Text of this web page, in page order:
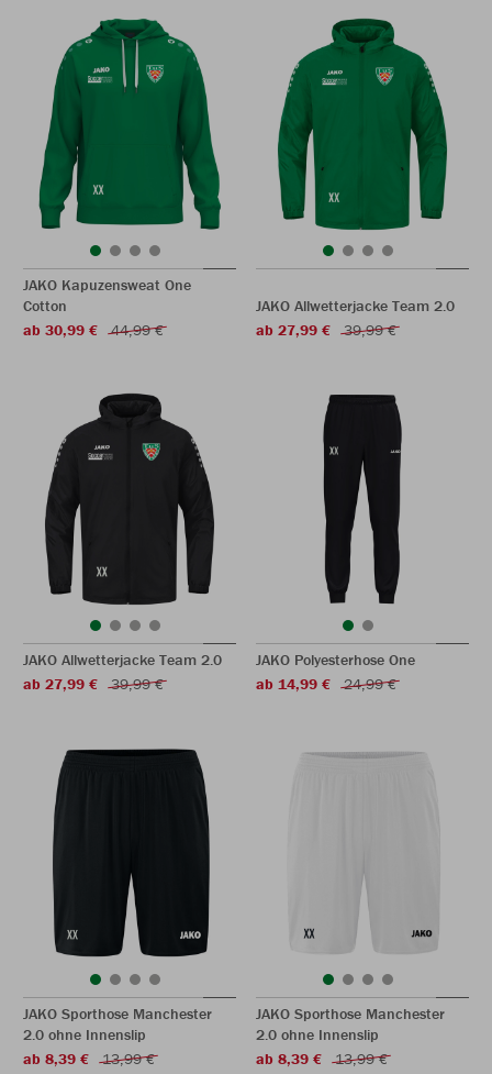
JAKO Kapuzensweat One
Cotton
ab 30,99 €
44,99 €
JAKO Allwetterjacke Team 2.0
ab 27,99 €
39,99 €
JAKO Allwetterjacke Team 2.0
ab 27,99 €
39,99 €
JAKO Polyesterhose One
ab 14,99 €
24,99 €
JAKO Sporthose Manchester
2.0 ohne Innenslip
ab 8,39 €
13,99 €
JAKO Sporthose Manchester
2.0 ohne Innenslip
ab 8,39 €
13,99 €